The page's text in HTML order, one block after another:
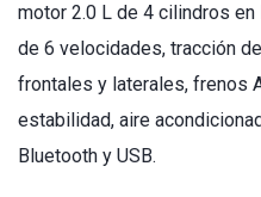
motor 2.0 L de 4 cilindros
de 6 velocidades, tracción
frontales y laterales, frenos
estabilidad, aire
Bluetooth y USB.